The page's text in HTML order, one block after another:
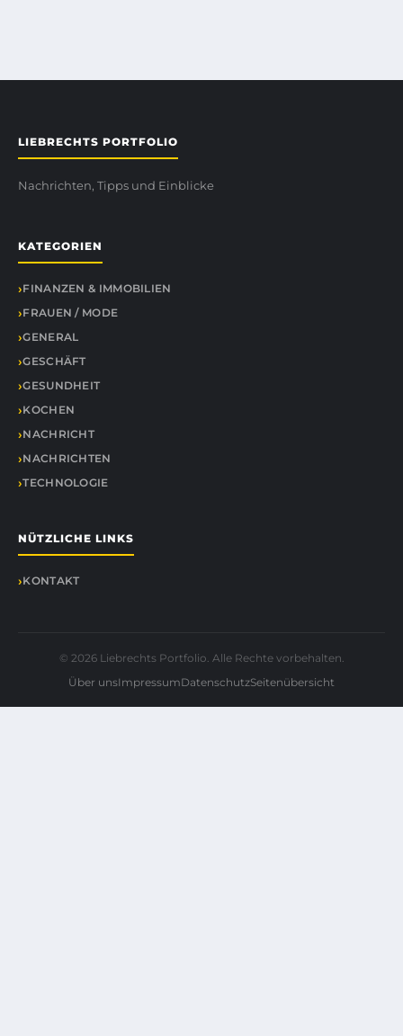
LIEBRECHTS PORTFOLIO
Nachrichten, Tipps und Einblicke
KATEGORIEN
FINANZEN & IMMOBILIEN
FRAUEN / MODE
GENERAL
GESCHÄFT
GESUNDHEIT
KOCHEN
NACHRICHT
NACHRICHTEN
TECHNOLOGIE
NÜTZLICHE LINKS
KONTAKT
© 2026 Liebrechts Portfolio. Alle Rechte vorbehalten.
Über unsImpressumDatenschutzSeitenübersicht